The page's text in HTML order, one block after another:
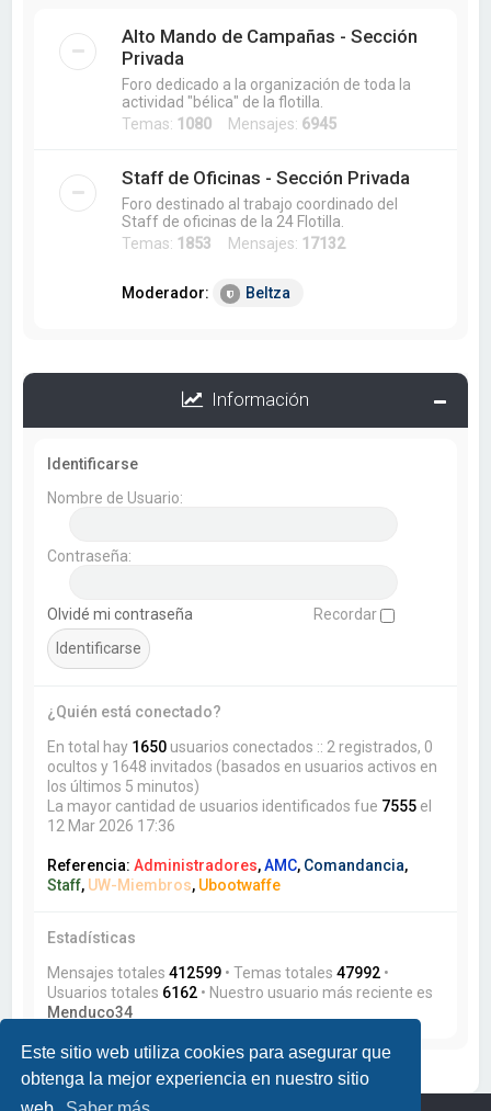
Este sitio web utiliza cookies para asegurar que
obtenga la mejor experiencia en nuestro sitio
Alto Mando de Campañas - Sección
Privada
Foro dedicado a la organización de toda la
actividad "bélica" de la flotilla.
Temas: 1080 Mensajes: 6945
Staff de Oficinas - Sección Privada
Foro destinado al trabajo coordinado del
Staff de oficinas de la 24 Flotilla.
Temas: 1853 Mensajes: 17132
Moderador: Beltza
Información
Identificarse
Nombre de Usuario:
Contraseña:
Olvidé mi contraseña Recordar
¿Quién está conectado?
En total hay 1650 usuarios conectados :: 2 registrados, 0
ocultos y 1648 invitados (basados en usuarios activos en
los últimos 5 minutos)
La mayor cantidad de usuarios identificados fue 7555 el
12 Mar 2026 17:36
Referencia:Administradores,AMC, Comandancia,
Staff, UW-Miembros, Ubootwaffe
Estadísticas
Mensajes totales412599 • Temas totales47992 •
Usuarios totales 6162 • Nuestro usuario más reciente es
Menduco34